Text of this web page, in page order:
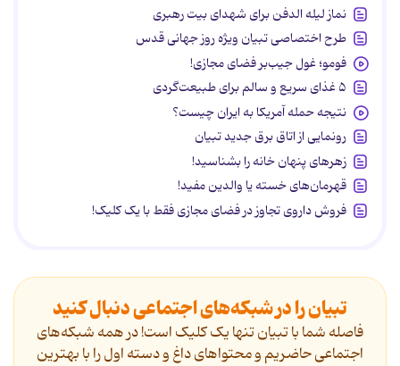
نماز لیله الدفن برای شهدای بیت رهبری
طرح اختصاصی تبیان ویژه روز جهانی قدس
فومو؛ غول جیب‌بر فضای مجازی!
۵ غذای سریع و سالم برای طبیعت‌گردی
نتیجه حمله آمریکا به ایران چیست؟
رونمایی از اتاق برق جدید تبیان
زهرهای پنهان خانه را بشناسید!
قهرمان‌های خسته یا والدین مفید!
فروش داروی تجاوز در فضای مجازی فقط با یک کلیک!
تبیان را در شبکه‌های اجتماعی دنبال کنید
فاصله شما با تبیان تنها یک کلیک است! در همه شبکه‌های
اجتماعی حاضریم و محتواهای داغ و دسته اول را با بهترین